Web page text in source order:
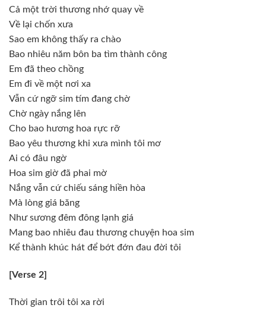
Cả một trời thương nhớ quay về
Về lại chốn xưa
Sao em không thấy ra chào
Bao nhiêu năm bôn ba tìm thành công
Em đã theo chồng
Em đi về một nơi xa
Vẫn cứ ngỡ sim tím đang chờ
Chờ ngày nắng lên
Cho bao hương hoa rực rỡ
Bao yêu thương khi xưa mình tôi mơ
Ai có đâu ngờ
Hoa sim giờ đã phai mờ
Nắng vẫn cứ chiếu sáng hiền hòa
Mà lòng giá băng
Như sương đêm đông lạnh giá
Mang bao nhiêu đau thương chuyện hoa sim
Kể thành khúc hát để bớt đớn đau đời tôi
[Verse 2]
Thời gian trôi tôi xa rời